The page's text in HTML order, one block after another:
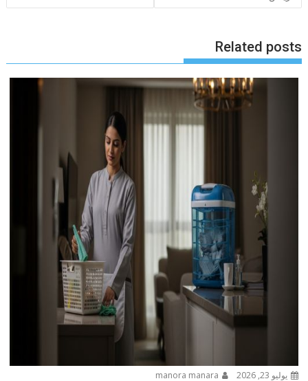
Related posts
يوليو 23, 2026